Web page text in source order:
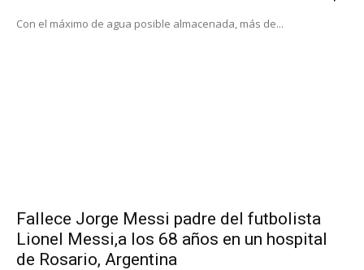
Con el máximo de agua posible almacenada, más de...
Fallece Jorge Messi padre del futbolista
Lionel Messi,a los 68 años en un hospital
de Rosario, Argentina